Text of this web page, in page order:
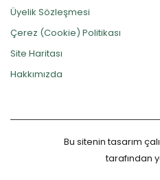
Üyelik Sözleşmesi
Çerez (Cookie) Politikası
Site Haritası
Hakkımızda
Bu sitenin tasarım
tarafından